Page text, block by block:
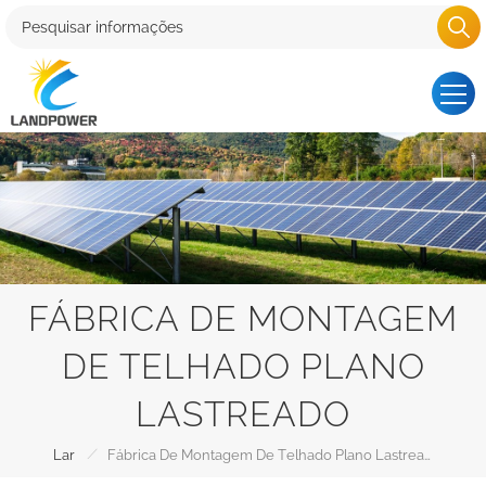
FÁBRICA DE MONTAGEM
DE TELHADO PLANO
LASTREADO
Lar /